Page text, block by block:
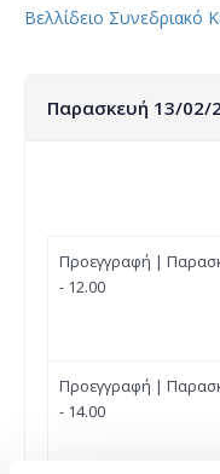
Βελλίδειο Συνεδριακό
Παρασκευή 13/02/
Προεγγραφή |
- 12.00
Προεγγραφή |
- 14.00